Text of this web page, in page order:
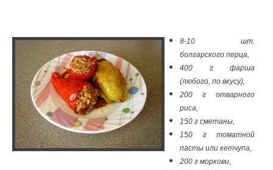
8-10 шт.
болгарского перца,
400 г фарша
(любого, по вкусу),
200 г отварного
риса,
150 г сметаны,
150 г томатной
пасты или кетчупа,
200 г моркови,